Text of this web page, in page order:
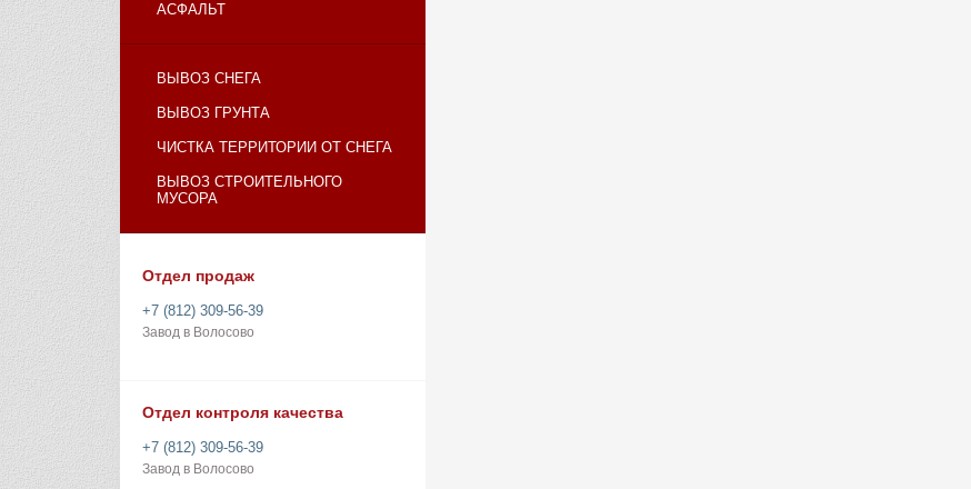
АСФАЛЬТ
ВЫВОЗ СНЕГА
ВЫВОЗ ГРУНТА
ЧИСТКА ТЕРРИТОРИИ ОТ СНЕГА
ВЫВОЗ СТРОИТЕЛЬНОГО
МУСОРА
Отдел продаж
+7 (812) 309-56-39
Завод в Волосово
Отдел контроля качества
+7 (812) 309-56-39
Завод в Волосово